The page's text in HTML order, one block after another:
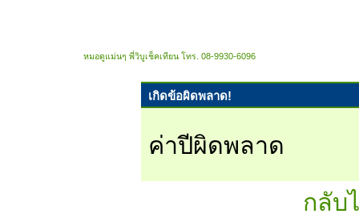
หมอดูแม่นๆ พี่วิบูเช็คเทียน โทร. 08-9930-6096
เกิดข้อผิดพลาด!
ค่าปีผิดพลาด
กลับ